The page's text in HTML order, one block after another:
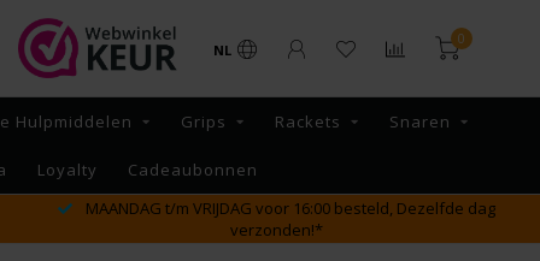
NL
0
Hulpmiddelen Grips Rackets Snaren
Loyalty
Cadeaubonnen
MAANDAG t/m VRIJDAG voor 16:00 besteld, Dezelfde dag
verzonden!*